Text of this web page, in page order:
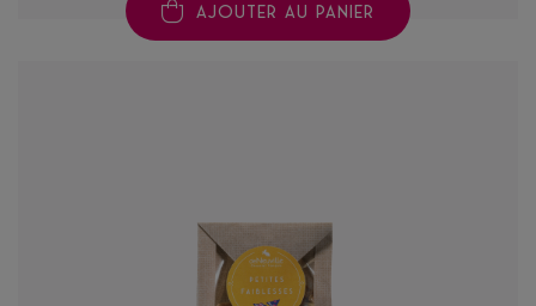
AJOUTER AU PANIER